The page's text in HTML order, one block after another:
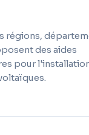
régions,
des aides
pour